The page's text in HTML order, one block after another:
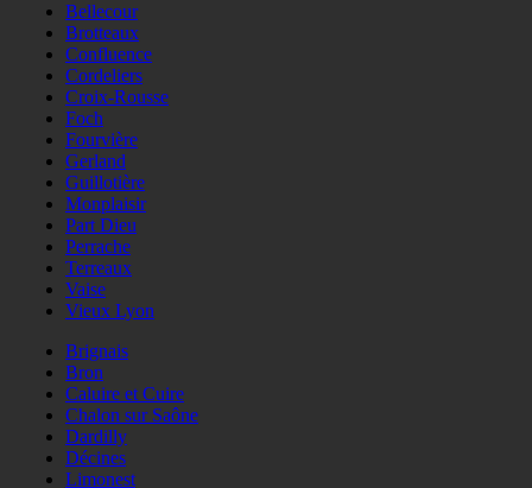
Bellecour
Brotteaux
Confluence
Cordeliers
Croix-Rousse
Foch
Fourvière
Gerland
Guillotière
Monplaisir
Part Dieu
Perrache
Terreaux
Vaise
Vieux Lyon
Brignais
Bron
Caluire et Cuire
Chalon sur Saône
Dardilly
Décines
Limonest